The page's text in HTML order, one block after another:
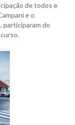
de todos e
e o
participaram do